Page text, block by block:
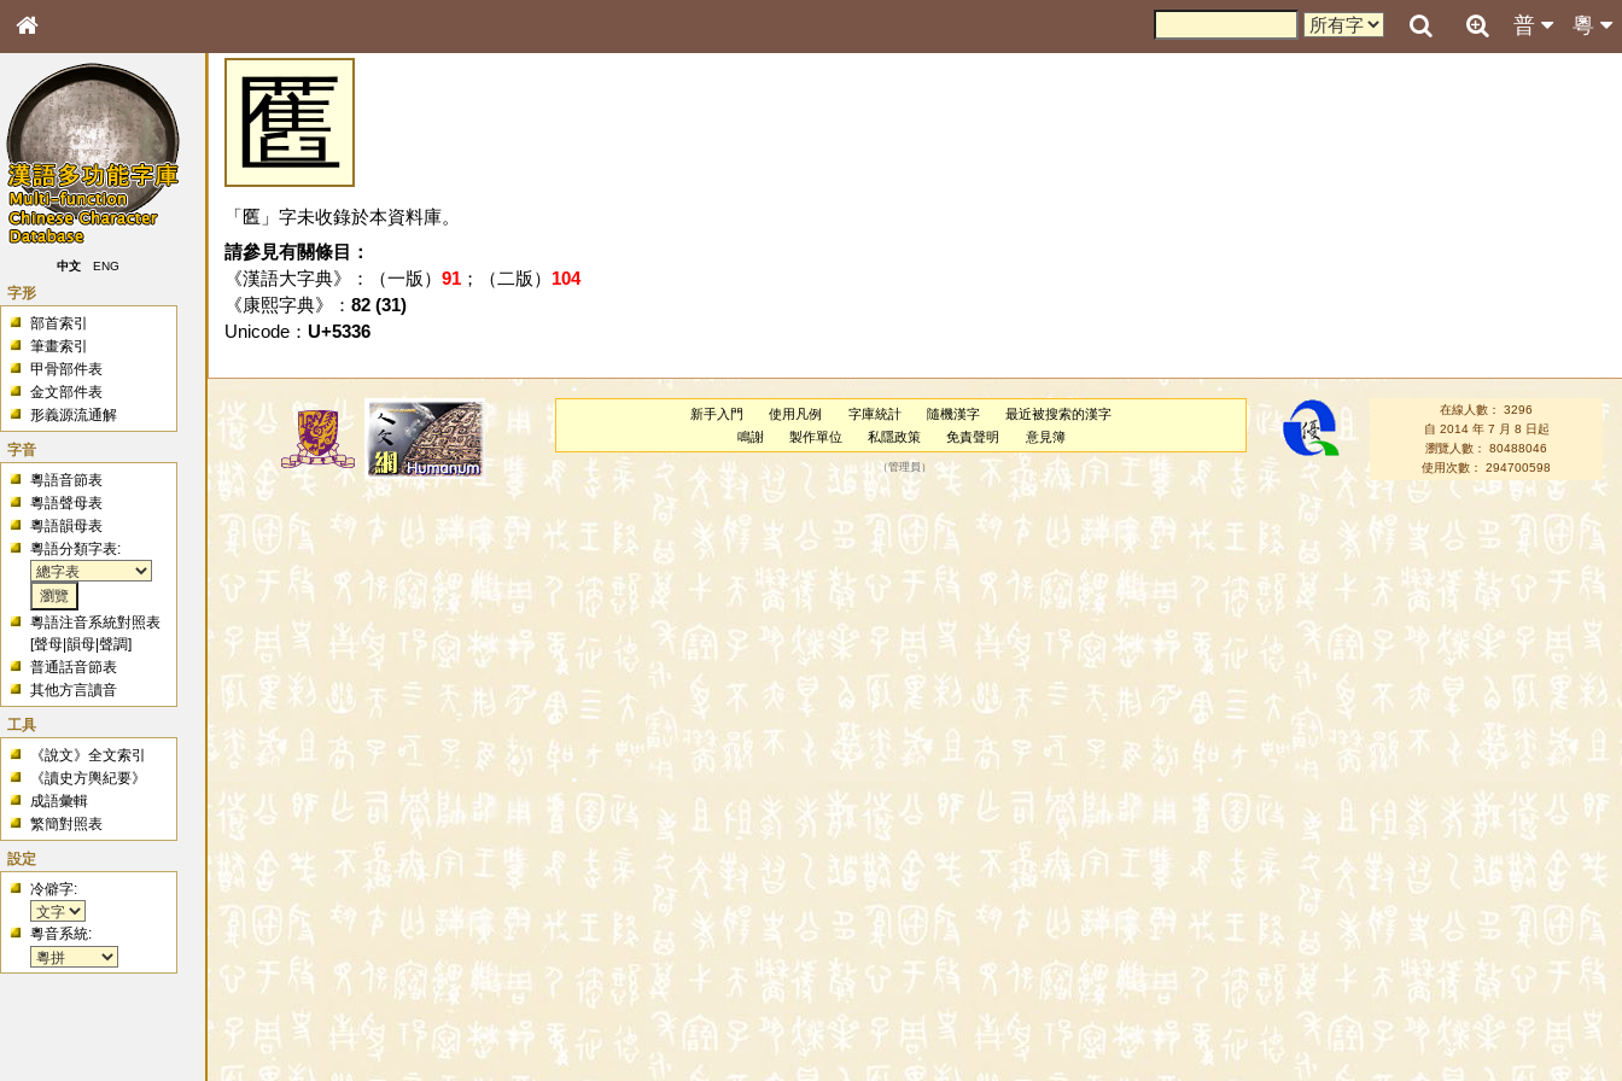
粵
普
中文 ENG
字形
部首索引
筆畫索引
甲骨部件表
金文部件表
形義源流通解
字音
粵語音節表
粵語聲母表
粵語韻母表
粵語分類字表:
粵語注音系統對照表
[聲母 |韻母 |聲調]
普通話音節表
其他方言讀音
工具
《說文》全文索引
《讀史方輿紀要》
成語彙輯
繁簡對照表
設定
冷僻字:
粵音系統:
匶
「匶」字未收錄於本資料庫。
請參見有關條目：
《漢語大字典》：（一版） 91；（二版） 104
《康熙字典》： 82 (31)
Unicode： U+5336
新手入門 使用凡例 字庫統計 隨機漢字
最近被搜索的漢字
鳴謝
製作單位 私隱政策 免責聲明 意見簿
（管理員 ）
在線人數： 3296
自 2014 年 7 月 8 日起
瀏覽人數： 80488046
使用次數： 294700598